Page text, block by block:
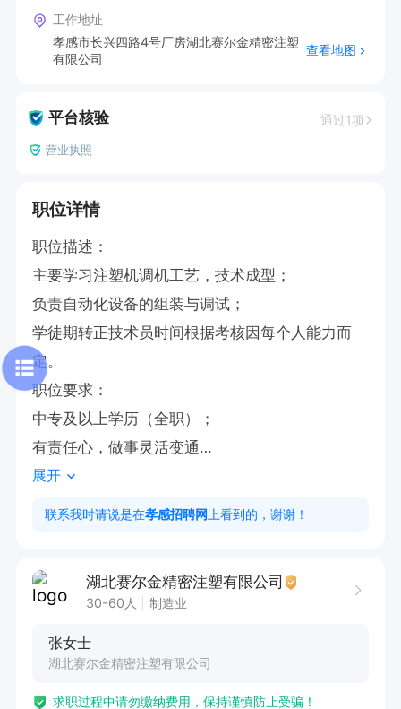
工作地址
孝感市长兴四路4号厂房湖北赛尔金精密注塑
有限公司
查看地图
平台核验 通过1项
营业执照
职位详情
职位描述：
主要学习注塑机调机工艺，技术成型；
负责自动化设备的组装与调试；
学徒期转正技术员时间根据考核因每个人能力而
定。
职位要求：
中专及以上学历（全职）；
有责任心，做事灵活变通
工作积极、主动、有团队合作精神
有上进心，愿意长期从事注塑行业；
展开
联系我时请说是在孝感招聘网 上看到的，谢谢！
湖北赛尔金精密注塑有限公司
30-60人 制造业
张女士
湖北赛尔金精密注塑有限公司
求职过程中请勿缴纳费用，保持谨慎防止受骗！